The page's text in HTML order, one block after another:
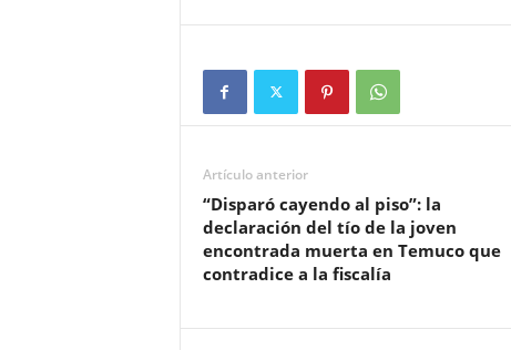
Artículo anterior
“Disparó cayendo al piso”: la
declaración del tío de la joven
encontrada muerta en Temuco que
contradice a la fiscalía